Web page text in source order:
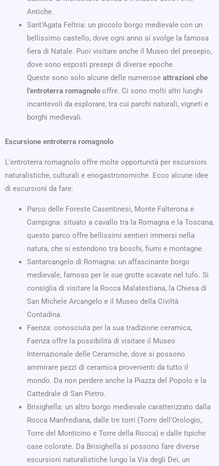
Antiche.
Sant’Agata Feltria: un piccolo borgo medievale con un
bellissimo castello, dove ogni anno si svolge la famosa
fiera di Natale. Puoi visitare anche il Museo del presepio,
dove sono esposti presepi di diverse epoche.
Queste sono solo alcune delle numerose attrazioni che
l’entroterra romagnolo offre. Ci sono molti altri luoghi
incantevoli da esplorare, tra cui parchi naturali, vigneti e
borghi medievali.
Escursione entroterra romagnolo
L’entroterra romagnolo offre molte opportunità per escursioni
naturalistiche, culturali e enogastronomiche. Ecco alcune idee
di escursioni da fare:
Parco delle Foreste Casentinesi, Monte Falterona e
Campigna: situato a cavallo tra la Romagna e la Toscana,
questo parco offre bellissimi sentieri immersi nella
natura, che si estendono tra boschi, fiumi e montagne.
Santarcangelo di Romagna: un affascinante borgo
medievale, famoso per le sue grotte scavate nel tufo. Si
consiglia di visitare la Rocca Malatestiana, la Chiesa di
San Michele Arcangelo e il Museo della Civiltà
Contadina.
Faenza: conosciuta per la sua tradizione ceramica,
Faenza offre la possibilità di visitare il Museo
Internazionale delle Ceramiche, dove si possono
ammirare pezzi di ceramica provenienti da tutto il
mondo. Da non perdere anche la Piazza del Popolo e la
Cattedrale di San Pietro.
Brisighella: un altro borgo medievale caratterizzato dalla
Rocca Manfrediana, dalle tre torri (Torre dell’Orologio,
Torre del Monticino e Torre della Rocca) e dalle tipiche
case colorate. Da Brisighella si possono fare diverse
escursioni naturalistiche lungo la Via degli Dei, un